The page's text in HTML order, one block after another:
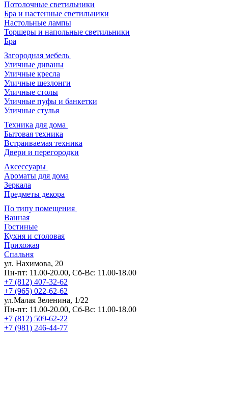
Потолочные светильники
Бра и настенные светильники
Настольные лампы
Торшеры и напольные светильники
Бра
Загородная мебель
Уличные диваны
Уличные кресла
Уличные шезлонги
Уличные столы
Уличные пуфы и банкетки
Уличные стулья
Техника для дома
Бытовая техника
Встраиваемая техника
Двери и перегородки
Аксессуары
Ароматы для дома
Зеркала
Предметы декора
По типу помещения
Ванная
Гостиные
Кухня и столовая
Прихожая
Спальня
ул. Нахимова, 20
Пн-пт: 11.00-20.00, Сб-Вс: 11.00-18.00
+7 (812) 407-32-62
+7 (965) 022-62-62
ул.Малая Зеленина, 1/22
Пн-пт: 11.00-20.00, Сб-Вс: 11.00-18.00
+7 (812) 509-62-22
+7 (981) 246-44-77